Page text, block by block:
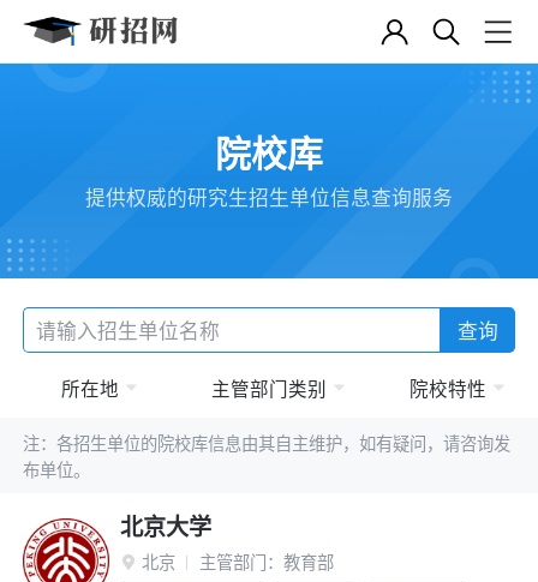
院校库
提供权威的研究生招生单位信息查询服务
查询
所在地 主管部门类别 院校特性
注：各招生单位的院校库信息由其自主维护，如有疑问，请咨询发
布单位。
北京大学
 北京 主管部门： 教育部